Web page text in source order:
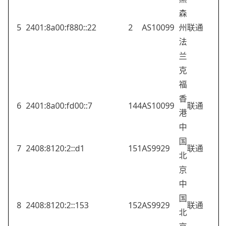
5 2401:8a00:f880::22 2 AS10099
森
州
法
兰
克
福
联通
6 2401:8a00:fd00::7 144AS10099
香
港
联通
7 2408:8120:2::d1 151AS9929
中
国
北
京
联通
8 2408:8120:2::153 152AS9929
中
国
北
联通